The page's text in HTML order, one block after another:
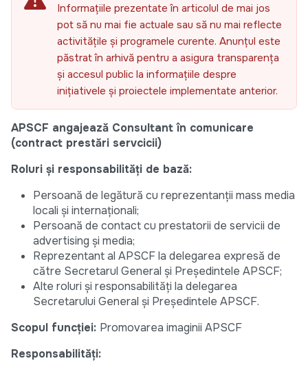
Informațiile prezentate în articolul de mai jos
pot să nu mai fie actuale sau să nu mai reflecte
activitățile și programele curente. Anunțul este
păstrat în arhivă pentru a asigura transparența
și accesul public la informațiile despre
inițiativele și proiectele implementate anterior.
APSCF angajează Consultant în comunicare
(contract prestări servcicii)
Roluri şi responsabilităţi de bază:
Persoană de legătură cu reprezentanții mass media
locali și internaționali;
Persoană de contact cu prestatorii de servicii de
advertising și media;
Reprezentant al APSCF la delegarea expresă de
către Secretarul General și Președintele APSCF;
Alte roluri şi responsabilităţi la delegarea
Secretarului General și Președintele APSCF.
Scopul funcţiei: Promovarea imaginii APSCF
Responsabilităţi: